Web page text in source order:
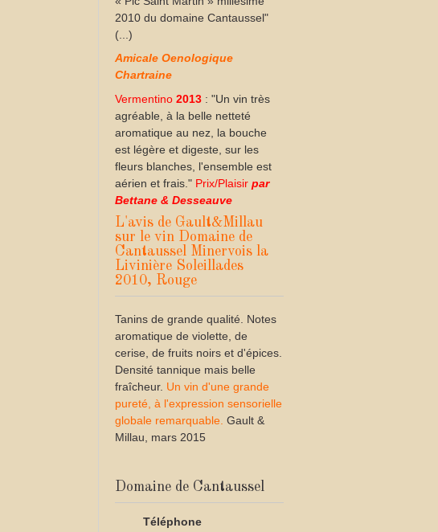
2010 du domaine Cantaussel"
(...)
Amicale Oenologique
Chartraine
Vermentino 2013: "Un vin très
agréable, à la belle netteté
aromatique au nez, la bouche
est légère et digeste, sur les
fleurs blanches, l'ensemble est
aérien et frais." Prix/Plaisir par
Bettane & Desseauve
L'avis de Gault&Millau
sur le vin Domaine de
Cantaussel Minervois la
Livinière Soleillades
2010, Rouge
Tanins de grande qualité. Notes
aromatique de violette, de
cerise, de fruits noirs et d'épices.
Densité tannique mais belle
fraîcheur. Un vin d'une grande
pureté, à l'expression sensorielle
globale remarquable. Gault &
Millau, mars 2015
Domaine de Cantaussel
Téléphone